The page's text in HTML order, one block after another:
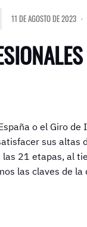
11 DE AGOSTO DE 2023
o el Giro
sus altas
21 etapas, al
las claves de